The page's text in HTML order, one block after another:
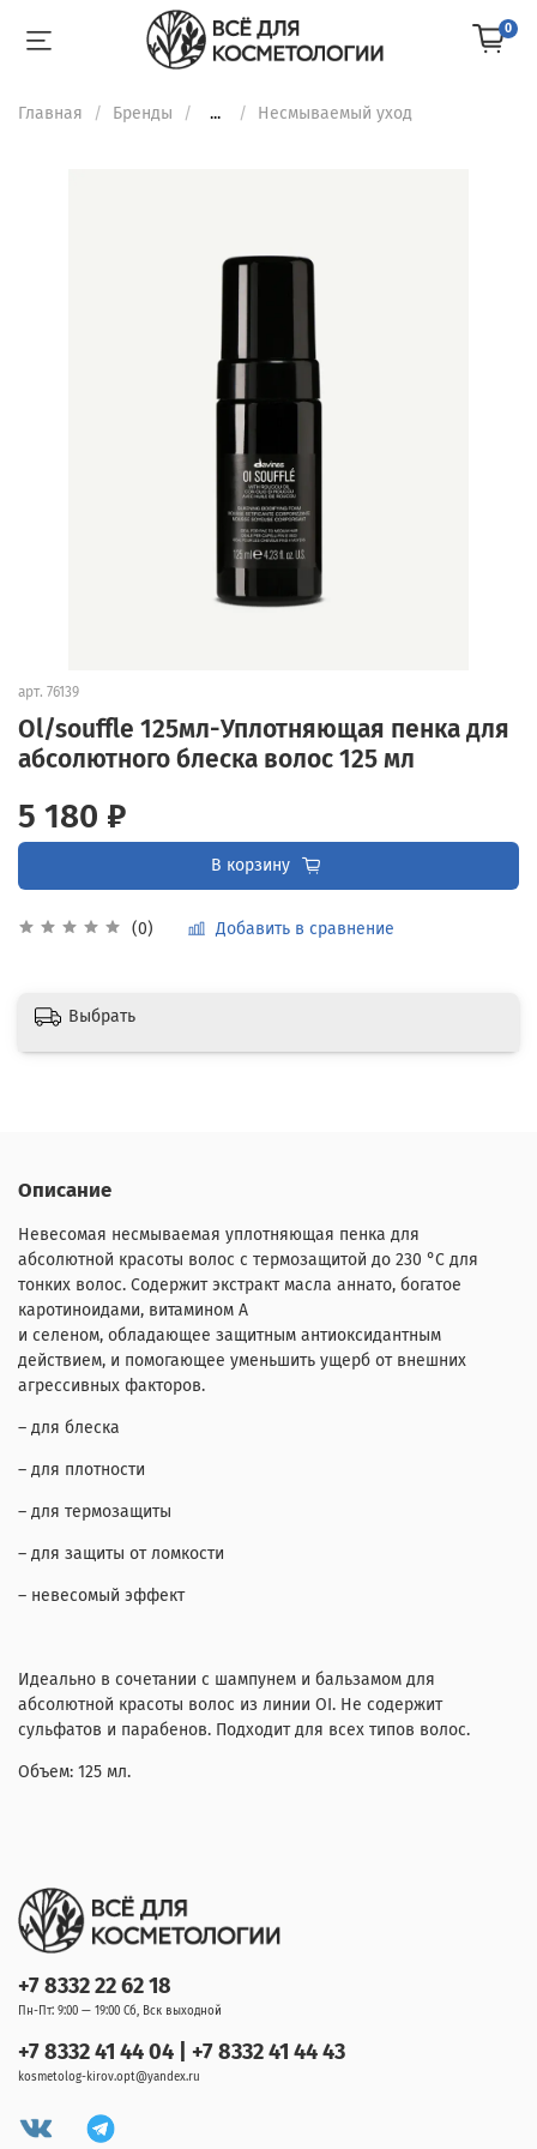
0
Главная Бренды ... Несмываемый уход
арт. 76139
Ol/souffle 125мл-Уплотняющая пенка для
абсолютного блеска волос 125 мл
(0) Добавить в сравнение
5 180 ₽
В корзину
Выбрать
Описание
Невесомая несмываемая уплотняющая пенка для
абсолютной красоты волос с термозащитой до 230 °C для
тонких волос. Содержит экстракт масла аннато, богатое
каротиноидами, витамином А
и селеном, обладающее защитным антиоксидантным
действием, и помогающее уменьшить ущерб от внешних
агрессивных факторов.
– для блеска
– для плотности
– для термозащиты
– для защиты от ломкости
– невесомый эффект
Идеально в сочетании с шампунем и бальзамом для
абсолютной красоты волос из линии OI. Не содержит
сульфатов и парабенов. Подходит для всех типов волос.
Объем: 125 мл.
+7 8332 22 62 18
Пн-Пт: 9:00 — 19:00 Сб, Вск выходной
+7 8332 41 44 04 | +7 8332 41 44 43
kosmetolog-kirov.opt@yandex.ru